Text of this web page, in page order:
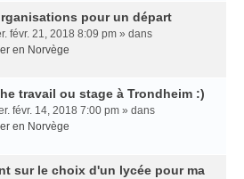
pour un départ
févr. 21, 2018 8:09 pm » dans
en Norvège
travail ou stage à Trondheim :)
févr. 14, 2018 7:00 pm » dans
en Norvège
sur le choix d'un lycée pour ma